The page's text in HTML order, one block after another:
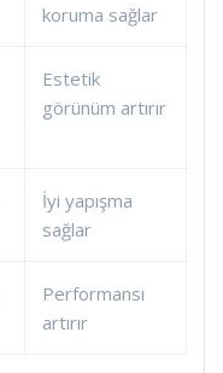
koruma sağlar
Estetik
görünüm artırır
İyi yapışma
sağlar
Performansı
artırır